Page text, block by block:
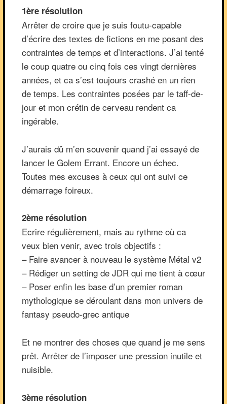
1ère résolution
Arrêter de croire que je suis foutu-capable
d’écrire des textes de fictions en me posant des
contraintes de temps et d’interactions. J’ai tenté
le coup quatre ou cinq fois ces vingt dernières
années, et ca s’est toujours crashé en un rien
de temps. Les contraintes posées par le taff-de-
jour et mon crétin de cerveau rendent ca
ingérable.
J’aurais dû m’en souvenir quand j’ai essayé de
lancer le Golem Errant. Encore un échec.
Toutes mes excuses à ceux qui ont suivi ce
démarrage foireux.
2ème résolution
Ecrire régulièrement, mais au rythme où ca
veux bien venir, avec trois objectifs :
– Faire avancer à nouveau le système Métal v2
– Rédiger un setting de JDR qui me tient à cœur
– Poser enfin les base d’un premier roman
mythologique se déroulant dans mon univers de
fantasy pseudo-grec antique
Et ne montrer des choses que quand je me sens
prêt. Arrêter de l’imposer une pression inutile et
nuisible.
3ème résolution